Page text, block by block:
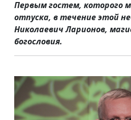
Первым гостем, которого
отпуска, в течение этой
Николаевич Ларионов,
богословия.